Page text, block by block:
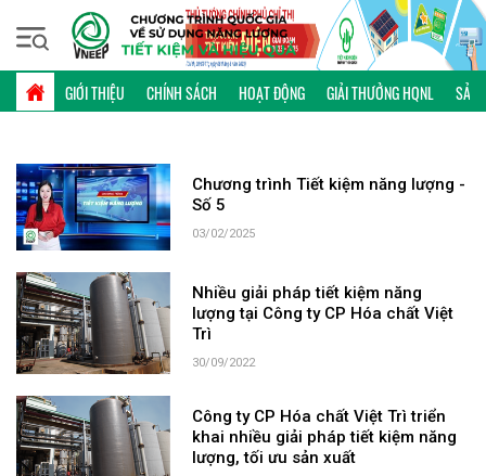
GIỚI THIỆU CHÍNH SÁCH HOẠT ĐỘNG GIẢI THƯỞNG HQNL SẢN
Thứ sáu, 07/08/2026 | 11:42 GMT+7
TỪ KHÓA: HÓA CHẤT VIỆT TRÌ
Chương trình Tiết kiệm năng lượng -
Số 5
03/02/2025
Nhiều giải pháp tiết kiệm năng
lượng tại Công ty CP Hóa chất Việt
Trì
30/09/2022
Công ty CP Hóa chất Việt Trì triển
khai nhiều giải pháp tiết kiệm năng
lượng, tối ưu sản xuất